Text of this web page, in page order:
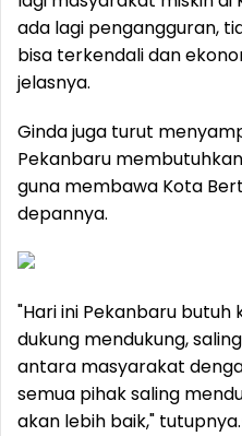
ada lagi pengangguran,
bisa terkendali dan
jelasnya.
Ginda juga turut
Pekanbaru
guna membawa Kota
depannya.
"Hari ini Pekanbaru
dukung mendukung,
antara masyarakat
semua pihak saling
akan lebih baik,"